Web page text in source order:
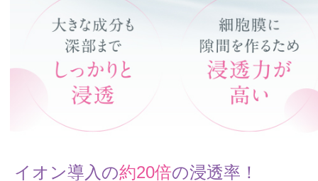
イオン導入の約20倍の浸透率！